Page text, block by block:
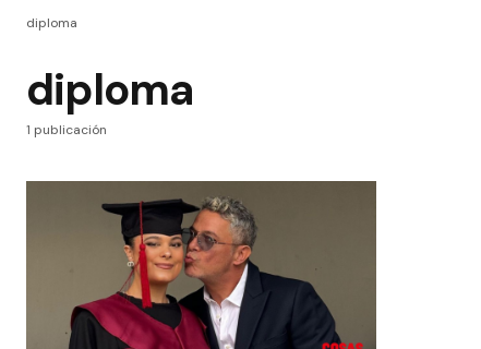
diploma
diploma
1 publicación